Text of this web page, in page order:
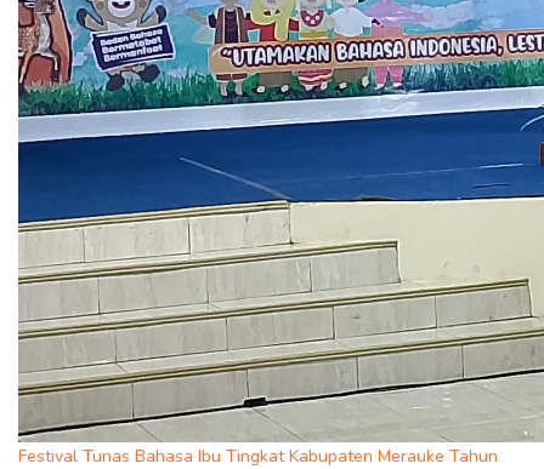
Festival Tunas Bahasa Ibu Tingkat Kabupaten Merauke Tahun